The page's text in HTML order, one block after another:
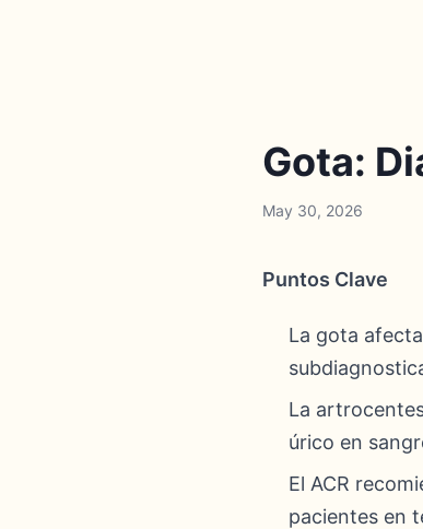
Gota:
May 30, 2026
Puntos Clave
La gota
La
úrico en
El ACR
pacientes en